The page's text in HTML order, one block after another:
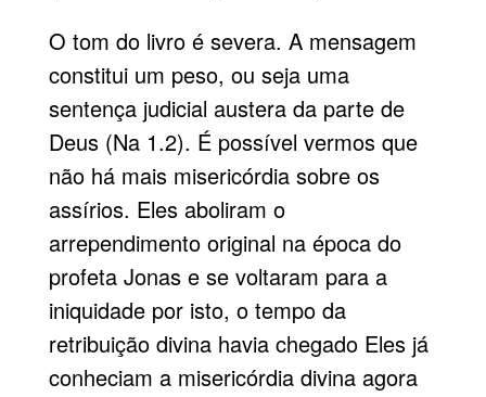
O tom do livro é severa. A mensagem
constitui um peso, ou seja uma
sentença judicial austera da parte de
Deus (Na 1.2). É possível vermos que
não há mais misericórdia sobre os
assírios. Eles aboliram o
arrependimento original na época do
profeta Jonas e se voltaram para a
iniquidade por isto, o tempo da
retribuição divina havia chegado Eles já
conheciam a misericórdia divina agora